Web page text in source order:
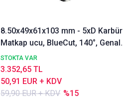
8.50x49x61x103 mm - 5xD Karbür
Matkap ucu, BlueCut, 140°, Genal
amaçlı
STOKTA VAR
59,90 EUR + KDV %15
50,91 EUR + KDV
3.352,65 TL